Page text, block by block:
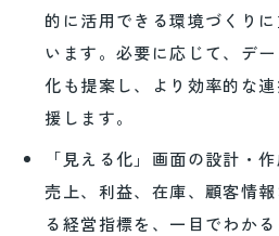
的に活用できる環境づくり
います。必要に応じて、デ
化も提案し、より効率的な
援します。
「見える化」画面の設計・
売上、利益、在庫、顧客情
る経営指標を、一目でわか